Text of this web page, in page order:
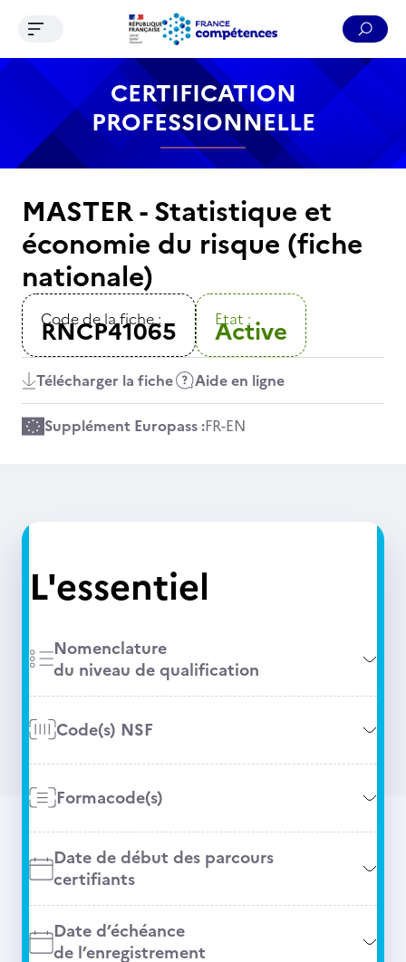
Contenu Recherche Menu Pied de page
Ouvrir le menu de navigation
CERTIFICATION
PROFESSIONNELLE
MASTER - Statistique et
économie du risque (fiche
nationale)
Code de la fiche :
RNCP41065 Etat :
Active
Télécharger la fiche Aide en ligne
Supplément Europass :FR-EN
L'essentiel
Nomenclature
du niveau de qualification
Code(s) NSF
Formacode(s)
Date de début des parcours
certifiants
Date d’échéance
de l’enregistrement